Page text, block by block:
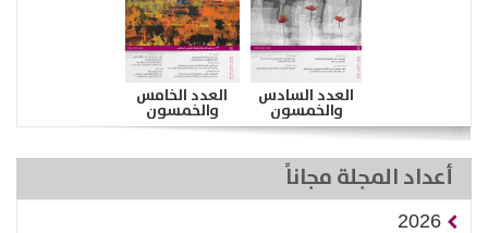
العدد السادس
والخمسون
العدد الخامس
والخمسون
أعداد المجلة مجاناً
2026